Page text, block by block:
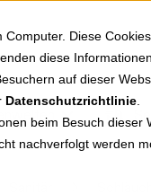
Diese
diese
auf dieser
Datenschutzrichtlinie
beim Besuch
nachverfolgt werden